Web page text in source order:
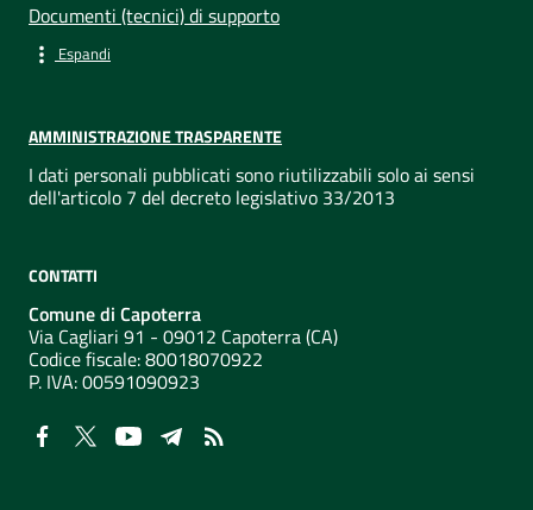
Documenti (tecnici) di supporto
Espandi
AMMINISTRAZIONE TRASPARENTE
I dati personali pubblicati sono riutilizzabili solo ai sensi
dell'articolo 7 del decreto legislativo 33/2013
CONTATTI
Comune di Capoterra
Via Cagliari 91 - 09012 Capoterra (CA)
Codice fiscale: 80018070922
P. IVA:00591090923